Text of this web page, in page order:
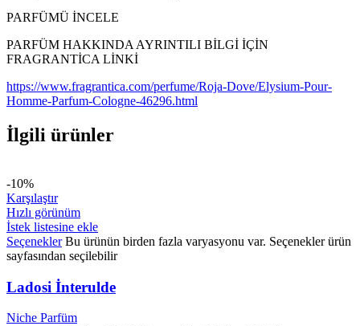
PARFÜMÜ İNCELE
PARFÜM HAKKINDA AYRINTILI BİLGİ İÇİN
FRAGRANTİCA LİNKİ
https://www.fragrantica.com/perfume/Roja-Dove/Elysium-Pour-
Homme-Parfum-Cologne-46296.html
İlgili ürünler
-10%
Karşılaştır
Hızlı görünüm
İstek listesine ekle
Seçenekler Bu ürünün birden fazla varyasyonu var. Seçenekler ürün
sayfasından seçilebilir
Ladosi İnterulde
Niche Parfüm